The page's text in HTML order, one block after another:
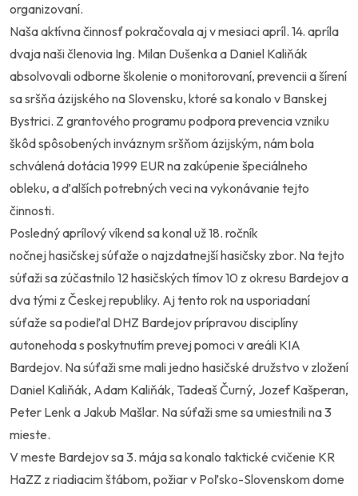
organizovaní.
Naša aktívna činnosť pokračovala aj v mesiaci apríl. 14. apríla
dvaja naši členovia Ing. Milan Dušenka a Daniel Kaliňák
absolvovali odborne školenie o monitorovaní, prevencii a šírení
sa sršňa ázijského na Slovensku, ktoré sa konalo v Banskej
Bystrici. Z grantového programu podpora prevencia vzniku
škôd spôsobených inváznym sršňom ázijským, nám bola
schválená dotácia 1999 EUR na zakúpenie špeciálneho
obleku, a ďalších potrebných veci na vykonávanie tejto
činnosti.
Posledný aprílový víkend sa konal už 18. ročník
nočnej hasičskej súťaže o najzdatnejší hasičsky zbor. Na tejto
súťaži sa zúčastnilo 12 hasičských tímov 10 z okresu Bardejov a
dva tými z Českej republiky. Aj tento rok na usporiadaní
súťaže sa podieľal DHZ Bardejov prípravou disciplíny
autonehoda s poskytnutím prevej pomoci v areáli KIA
Bardejov. Na súťaži sme mali jedno hasičské družstvo v zložení
Daniel Kaliňák, Adam Kaliňák, Tadeaš Čurný, Jozef Kašperan,
Peter Lenk a Jakub Mašlar. Na súťaži sme sa umiestnili na 3
mieste.
V meste Bardejov sa 3. mája sa konalo taktické cvičenie KR
HaZZ z riadiacim štábom, požiar v Poľsko-Slovenskom dome